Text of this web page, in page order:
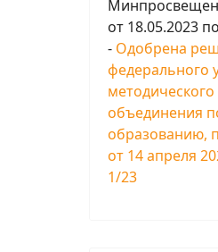
от 18.05.2023
- Одобрена
федерального
методического
объединения
образованию,
от 14 апреля
1/23